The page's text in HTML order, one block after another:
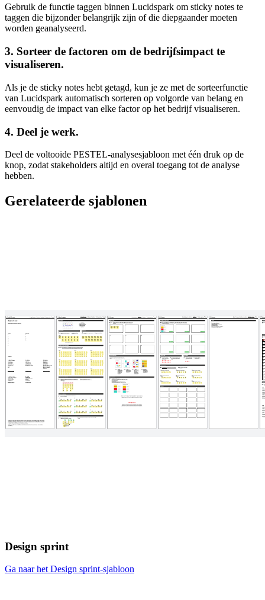
Gebruik de functie taggen binnen Lucidspark om sticky notes te
taggen die bijzonder belangrijk zijn of die diepgaander moeten
worden geanalyseerd.
3. Sorteer de factoren om de bedrijfsimpact te
visualiseren.
Als je de sticky notes hebt getagd, kun je ze met de sorteerfunctie
van Lucidspark automatisch sorteren op volgorde van belang en
eenvoudig de impact van elke factor op het bedrijf visualiseren.
4. Deel je werk.
Deel de voltooide PESTEL-analysesjabloon met één druk op de
knop, zodat stakeholders altijd en overal toegang tot de analyse
hebben.
Gerelateerde sjablonen
Design sprint
Ga naar het Design sprint-sjabloon